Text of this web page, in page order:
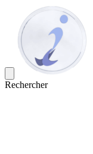
Rechercher